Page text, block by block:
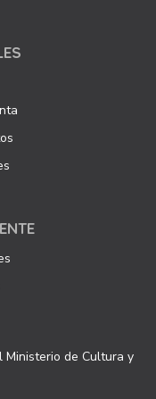
Ministerio de Cultura y